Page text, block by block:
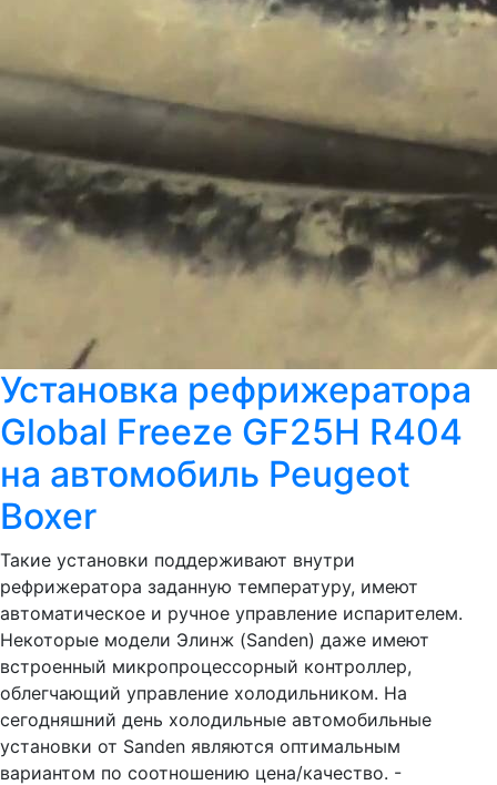
Установка рефрижератора
Global Freeze GF25H R404
на автомобиль Peugeot
Boxer
Такие установки поддерживают внутри
рефрижератора заданную температуру, имеют
автоматическое и ручное управление испарителем.
Некоторые модели Элинж (Sanden) даже имеют
встроенный микропроцессорный контроллер,
облегчающий управление холодильником. На
сегодняшний день холодильные автомобильные
установки от Sanden являются оптимальным
вариантом по соотношению цена/качество. -